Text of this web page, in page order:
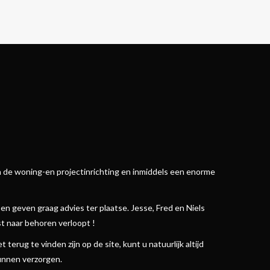
woning-en projectinrichting en inmiddels een enorme
geven graag advies ter plaatse. Jesse, Fred en Niels
naar behoren verloopt !
terug te vinden zijn op de site, kunt u natuurlijk altijd
verzorgen.